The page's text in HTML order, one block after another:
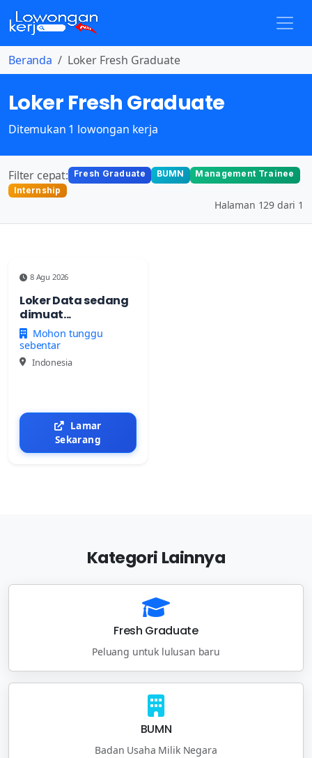
Beranda Loker Fresh Graduate
Loker Fresh Graduate
Ditemukan 1 lowongan kerja
Filter cepat: Fresh Graduate BUMN
Management Trainee
Internship
Halaman 129 dari 1
8 Agu 2026
Loker Data sedang
dimuat...
Mohon tunggu
sebentar
Indonesia
Lamar
Sekarang
Kategori Lainnya
Fresh Graduate
Peluang untuk lulusan baru
BUMN
Badan Usaha Milik Negara